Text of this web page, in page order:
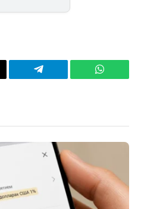
Telegram